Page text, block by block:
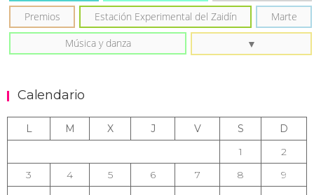
Premios Estación Experimental del Zaidín Marte
Música y danza
Calendario
L M X J V S
D
1
2
3
4 5 6 7 8
9